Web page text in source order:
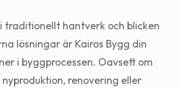
traditionellt hantverk och blicken
lösningar är Kairos Bygg din
i byggprocessen. Oavsett om
renovering eller